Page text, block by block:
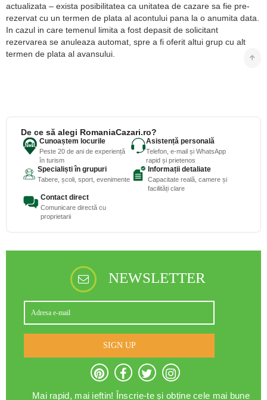
actualizata – exista posibilitatea ca unitatea de cazare sa fie pre-
rezervat cu un termen de plata al acontului pana la o anumita data.
In cazul in care temenul limita a fost depasit de solicitant
rezervarea se anuleaza automat, spre a fi oferit altui grup cu alt
termen de plata al avansului.
De ce să alegi RomaniaCazari.ro?
Cunoaștem locurile
Peste 20 de ani de experiență
în turism
Asistență personală
Telefon, e-mail și WhatsApp
rapid și prietenos
Specialiști în grupuri
Tabere, școli, sport, evenimente
Informații detaliate
Capacitate reală, camere și
facilități clare
Contact direct
Comunicare directă cu
proprietarii
NEWSLETTER
SIGN UP
Mai rapid, mai ieftin! Înscrie-te și obține cele mai bune